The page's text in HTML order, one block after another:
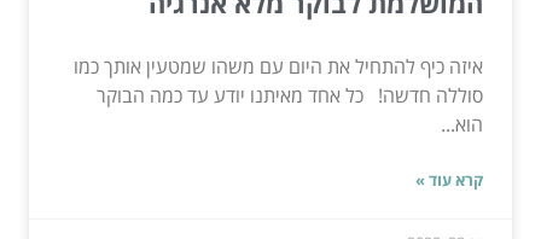
איזה כיף להתחיל את היום עם משהו שמטעין אותך כמו
סוללה חדשה! כל אחד מאיתנו יודע עד כמה הבוקר
הוא...
קרא עוד »